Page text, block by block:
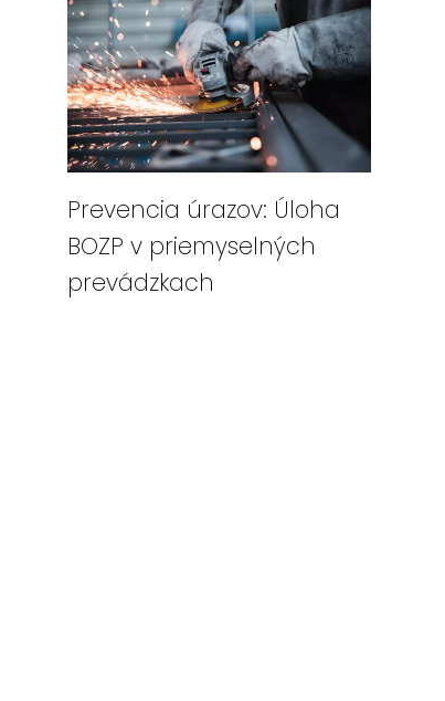
Prevencia úrazov: Úloha
BOZP v priemyselných
prevádzkach